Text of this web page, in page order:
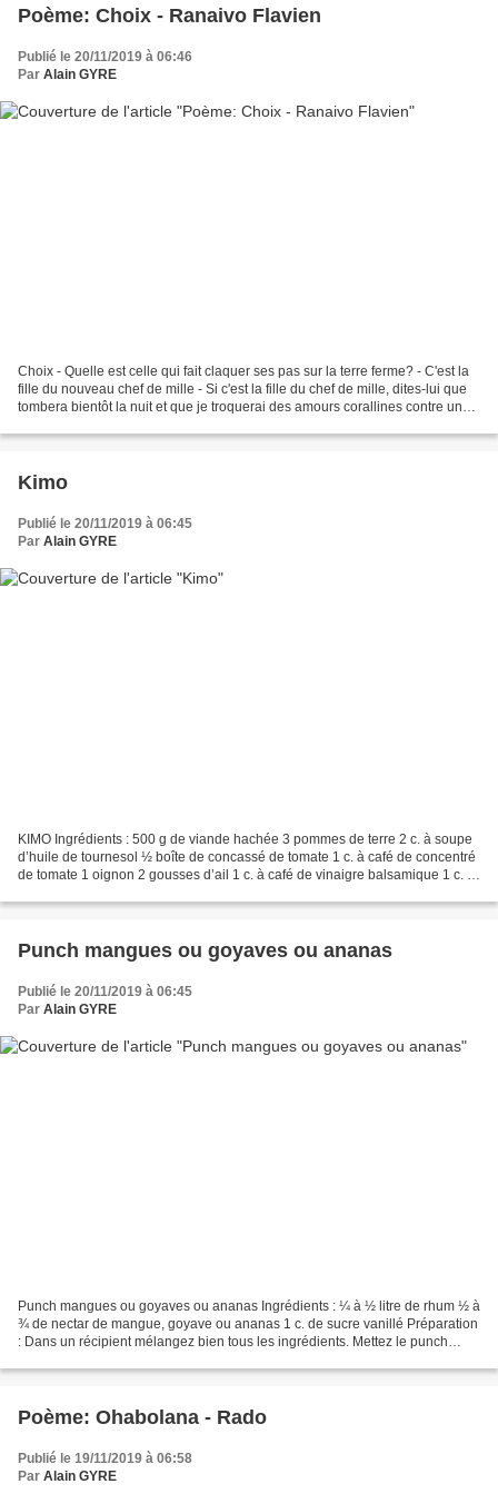
Poème: Choix - Ranaivo Flavien
Publié le 20/11/2019 à 06:46
Par Alain GYRE
Choix - Quelle est celle qui fait claquer ses pas sur la terre ferme? - C'est la
fille du nouveau chef de mille - Si c'est la fille du chef de mille, dites-lui que
tombera bientôt la nuit et que je troquerai des amours corallines contre un
Kimo
Publié le 20/11/2019 à 06:45
Par Alain GYRE
KIMO Ingrédients : 500 g de viande hachée 3 pommes de terre 2 c. à soupe
d’huile de tournesol ½ boîte de concassé de tomate 1 c. à café de concentré
de tomate 1 oignon 2 gousses d’ail 1 c. à café de vinaigre balsamique 1 c. à
Punch mangues ou goyaves ou ananas
Publié le 20/11/2019 à 06:45
Par Alain GYRE
Punch mangues ou goyaves ou ananas Ingrédients : ¼ à ½ litre de rhum ½ à
¾ de nectar de mangue, goyave ou ananas 1 c. de sucre vanillé Préparation
: Dans un récipient mélangez bien tous les ingrédients. Mettez le punch
Poème: Ohabolana - Rado
Publié le 19/11/2019 à 06:58
Par Alain GYRE